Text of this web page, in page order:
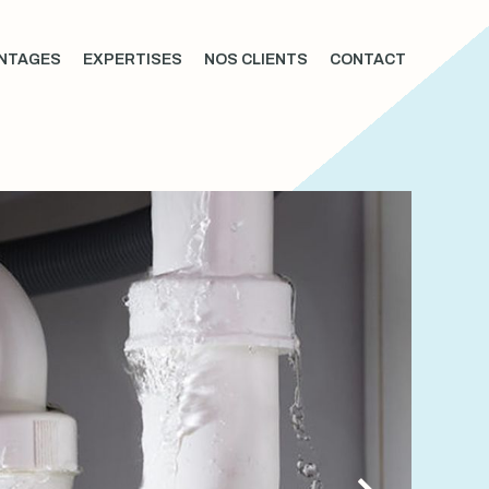
EXPERTISES NOS CLIENTS CONTACT